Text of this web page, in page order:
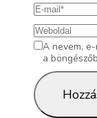
A nevem,
a